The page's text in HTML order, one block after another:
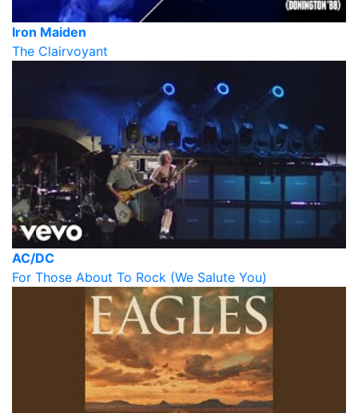
Iron Maiden
The Clairvoyant
AC/DC
For Those About To Rock (We Salute You)